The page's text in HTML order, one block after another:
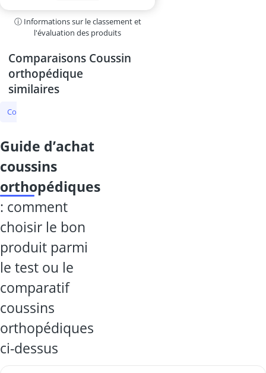
ⓘ Informations sur le classement et
l'évaluation des produits
Comparaisons Coussin
orthopédique
similaires
Coussin orthopédique
guide d’achat
coussins
orthopédiques
: comment
choisir le bon
produit parmi
le test ou le
comparatif
coussins
orthopédiques
ci-dessus